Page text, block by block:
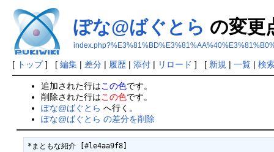
ぽな@ばぐとら の変更
[ トップ] [ 編集| 差分| 履歴| 添付| リロード ] [ 新規 | 一覧| 検
追加された行はこの色です。
削除された行はこの色です。
ぽな@ばぐとら へ行く。
ぽな@ばぐとら の差分を削除
*まともな紹介 [#le4aa9f8]